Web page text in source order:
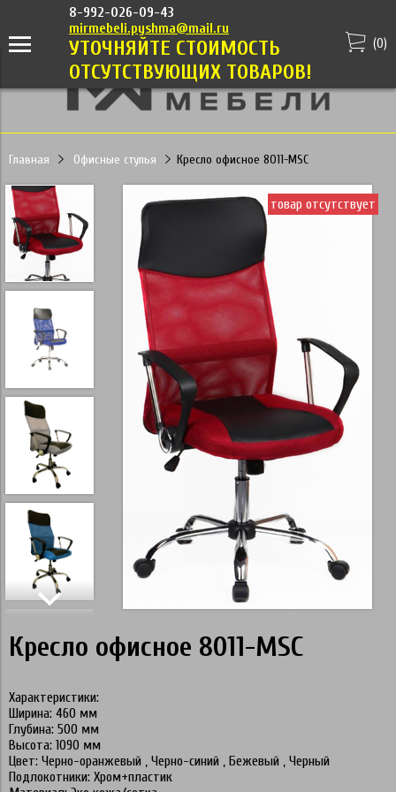
8-992-026-09-43
mirmebeli.pyshma@mail.ru
УТОЧНЯЙТЕ СТОИМОСТЬ
ОТСУТСТВУЮЩИХ ТОВАРОВ!
(0)
Главная Офисные стулья Кресло офисное 8011-MSC
товар отсутствует
Кресло офисное 8011-MSC
Характеристики:
Ширина: 460 мм
Глубина: 500 мм
Высота: 1090 мм
Цвет: Черно-оранжевый , Черно-синий , Бежевый , Черный
Подлокотники: Хром+пластик